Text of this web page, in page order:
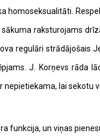
raksturojams
regulāri strādājošais
J. Korņevs rāda
lai sekotu
funkcija, un viņas